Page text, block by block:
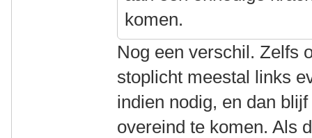
komen.
Nog een verschil. Zelfs
stoplicht meestal links
indien nodig, en dan
overeind te komen. Als